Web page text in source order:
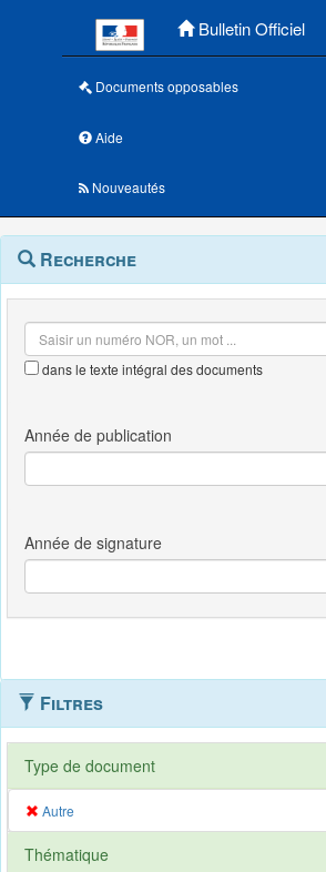
Bulletin Officiel
Documents opposables
Aide
Nouveautés
Navigation
outils
Menu
contextuel
Recherche
dans le texte intégral des documents
Filtres
Type de document
Autre
Thématique